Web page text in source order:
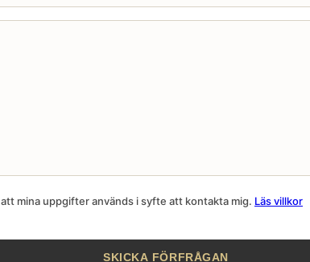
mina uppgifter används i syfte att kontakta mig. Läs villkor